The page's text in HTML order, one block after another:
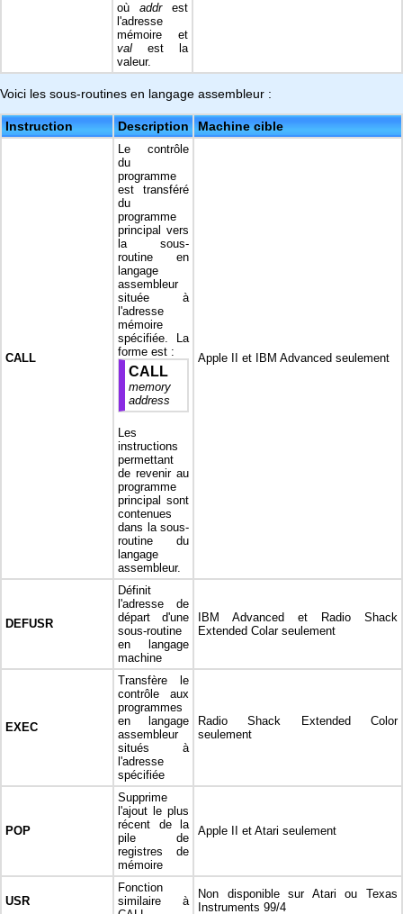
où addrest
l'adresse
mémoire et
val est la
valeur.
Voici les sous-routines en langage assembleur :
Instruction Description Machine cible
CALL
Le contrôle
du
programme
est transféré
du
programme
principal vers
la sous-
routine en
langage
assembleur
située à
l'adresse
mémoire
spécifiée. La
forme est :
CALL
memory
address
Les
instructions
permettant
de revenir au
programme
principal sont
contenues
dans la sous-
routine du
langage
assembleur.
Apple II et IBM Advanced seulement
DEFUSR
Définit
l'adresse de
départ d'une
sous-routine
en langage
machine
IBM Advanced et Radio Shack
Extended Colar seulement
EXEC
Transfère le
contrôle aux
programmes
en langage
assembleur
situés à
l'adresse
spécifiée
Radio Shack Extended Color
seulement
POP
Supprime
l'ajout le plus
récent de la
pile de
registres de
mémoire
Apple II et Atari seulement
USR
Fonction
similaire à
Non disponible sur Atari ou Texas
Instruments 99/4